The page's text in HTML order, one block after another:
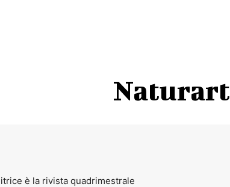
Naturart
è la rivista quadrimestrale